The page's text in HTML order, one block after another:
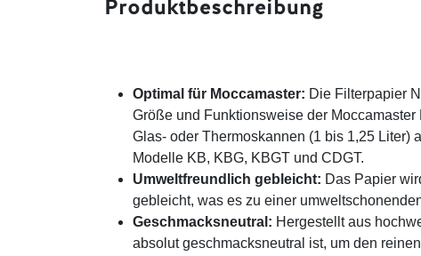
Produktbeschreibung
Optimal für Moccamaster: Die Filterpapier
Größe und Funktionsweise der Moccamaster
Glas- oder Thermoskannen (1 bis 1,25 Liter)
Modelle KB, KBG, KBGT und CDGT.
Umweltfreundlich gebleicht: Das Papier
gebleicht, was es zu einer
Geschmacksneutral: Hergestellt aus
absolut geschmacksneutral ist, um den